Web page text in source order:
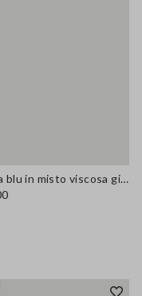
Maglia blu in misto viscosa girocollo regular fit